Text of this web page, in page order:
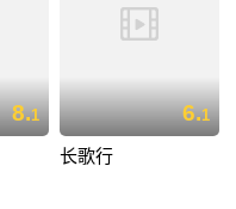
8.1 6.1
长歌行